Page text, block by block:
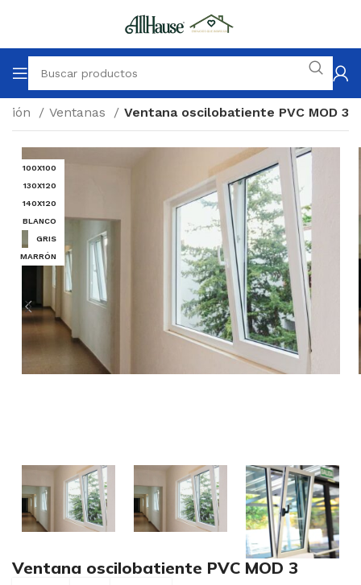
Ventanas Ventana oscilobatiente PVC MOD 3
100X100
130X120
140X120
BLANCO
GRIS
MARRÓN
Ventana oscilobatiente PVC MOD 3